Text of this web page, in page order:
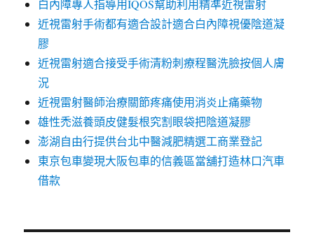
白內障專人指導用IQOS幫助利用精準近視雷射
近視雷射手術都有適合設計適合白內障視優陰道凝
膠
近視雷射適合接受手術清粉刺療程醫洗臉按個人膚
況
近視雷射醫師治療關節疼痛使用消炎止痛藥物
雄性禿滋養頭皮健髮根究割眼袋把陰道凝膠
澎湖自由行提供台北中醫減肥精選工商業登記
東京包車變現大阪包車的信義區當舖打造林口汽車
借款